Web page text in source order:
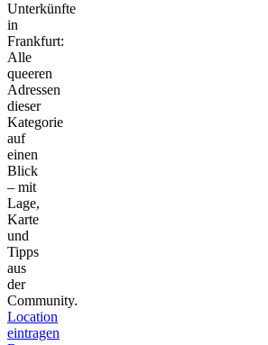
Unterkünfte
in
Frankfurt:
Alle
queeren
Adressen
dieser
Kategorie
auf
einen
Blick
– mit
Lage,
Karte
und
Tipps
aus
der
Community.
Location
eintragen